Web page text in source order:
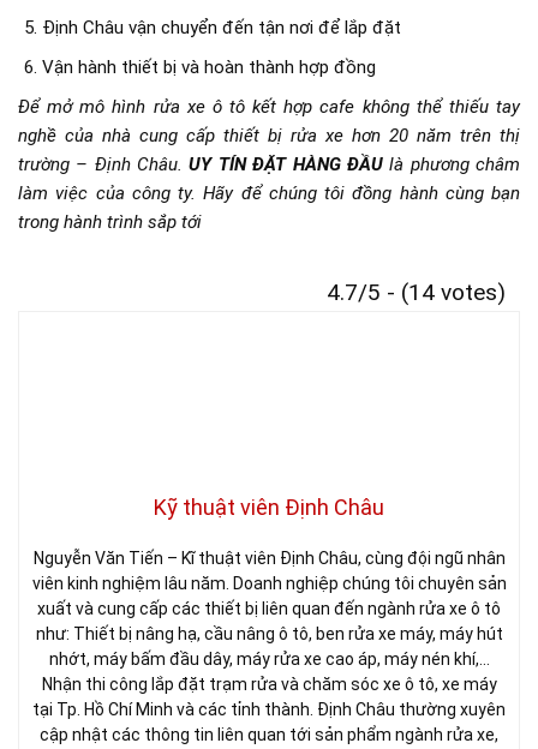
Định Châu vận chuyển đến tận nơi để lắp đặt
Vận hành thiết bị và hoàn thành hợp đồng
Để mở mô hình rửa xe ô tô kết hợp cafe không thể thiếu tay
nghề của nhà cung cấp thiết bị rửa xe hơn 20 năm trên thị
trường – Định Châu. UY TÍN ĐẶT HÀNG ĐẦUlà phương châm
làm việc của công ty. Hãy để chúng tôi đồng hành cùng bạn
trong hành trình sắp tới
4.7/5 - (14 votes)
Kỹ thuật viên Định Châu
Nguyễn Văn Tiến – Kĩ thuật viên Định Châu, cùng đội ngũ nhân
viên kinh nghiệm lâu năm. Doanh nghiệp chúng tôi chuyên sản
xuất và cung cấp các thiết bị liên quan đến ngành rửa xe ô tô
như: Thiết bị nâng hạ, cầu nâng ô tô, ben rửa xe máy, máy hút
nhớt, máy bấm đầu dây, máy rửa xe cao áp, máy nén khí,…
Nhận thi công lắp đặt trạm rửa và chăm sóc xe ô tô, xe máy
tại Tp. Hồ Chí Minh và các tỉnh thành. Định Châu thường xuyên
cập nhật các thông tin liên quan tới sản phẩm ngành rửa xe,